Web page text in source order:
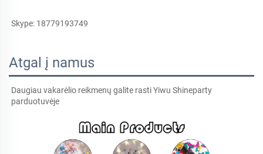
Skype: 18779193749
Atgal į namus
Daugiau vakarėlio reikmenų galite rasti Yiwu Shineparty
parduotuvėje